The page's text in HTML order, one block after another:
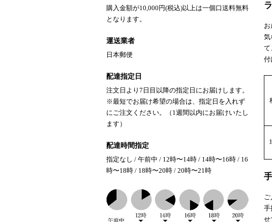
購入金額が10,000円(税込)以上は一個口送料無料
となります。
運送業者
日本郵便
配達指定日
注文日より7日目以降の指定日にお届けします。
※最短でお届け希望の場合は、指定日を入れず
にご注文ください。（1週間以内にお届けいたし
ます）
配達時間指定
指定なし / 午前中 / 12時〜14時 / 14時〜16時 / 16
時〜18時 / 18時〜20時 / 20時〜21時
気
て
付
ご
手
せ